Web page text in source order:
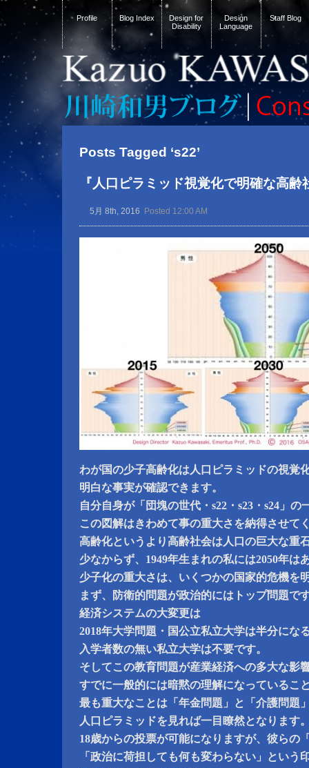
Profile Blog Index
Design for
Disability
Design
Language
Staff Blog
Posts Tagged ‘s22’
『人口ピラミッド視覚化で明確な高齢
5月 8th, 2016 Posted 12:00 AM
わが国の少子高齢化は人口ピラミッドの視覚
明白な事実が確認できます。
自分自身が「団塊の世代・s22・s23・s24」の
この図解はきわめて事の重大さを納得させて
高齢化というより高齢社会は人口の巨大な重
少なからず、1949年生まれの私には2050年は
少子化の重大さは、いくつかの国家的危機を
まず、防衛的問題が政治的にはトップ問題で
経済システムの大変更は
2018年大学問題・国公立私立大学は半分にな
入学者数の無い私立大学は不要です。
そしてこの教育問題が産業経済への多大な影
すでに一般的には暗黙の理解になっているこ
最も重大なことは「年金問題」と「介護問題
人口ピラミッドを見れば一目瞭然となります
18歳からの投票が可能になりますが、彼らの
「政治に荷担しても何も変わらない」という